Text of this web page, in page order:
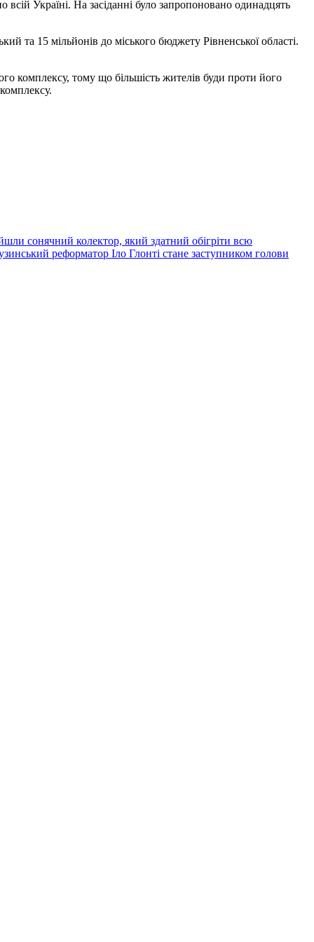
всій Україні. На засіданні було запропоновано одинадцять
та 15 мільйонів до міського бюджету Рівненської області.
комплексу, тому що більшість жителів буди проти його
сонячний колектор, який здатний обігріти всю
реформатор Іло Глонті стане заступником голови